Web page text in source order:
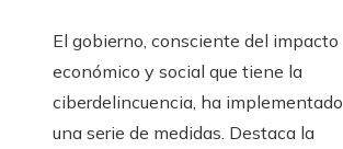
El gobierno, consciente del impacto
económico y social que tiene la
ciberdelincuencia, ha implementado
una serie de medidas. Destaca la